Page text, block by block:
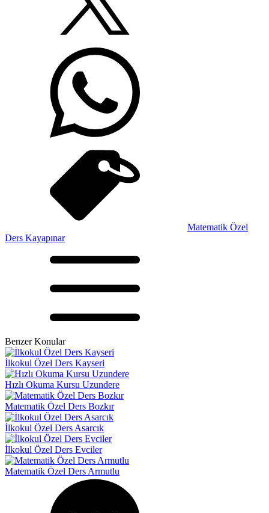
Matematik Özel
Ders Kayapınar
Benzer Konular
İlkokul Özel Ders Kayseri
Hızlı Okuma Kursu Uzundere
Matematik Özel Ders Bozkır
İlkokul Özel Ders Asarcık
İlkokul Özel Ders Evciler
Matematik Özel Ders Armutlu